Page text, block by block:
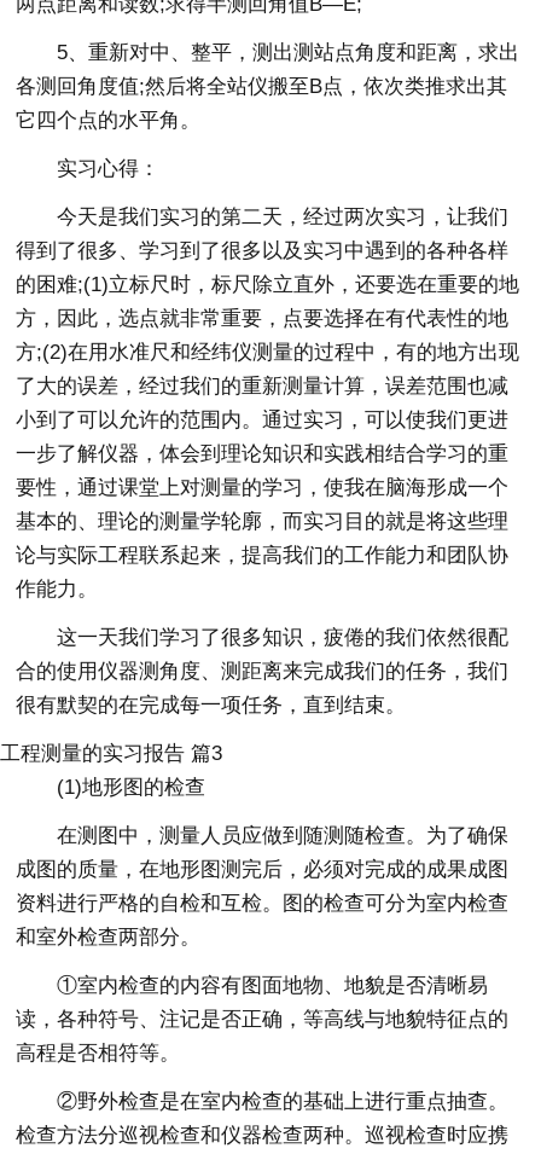
5、重新对中、整平，测出测站点角度和距离，求出
各测回角度值;然后将全站仪搬至B点，依次类推求出其
它四个点的水平角。
实习心得：
今天是我们实习的第二天，经过两次实习，让我们
得到了很多、学习到了很多以及实习中遇到的各种各样
的困难;(1)立标尺时，标尺除立直外，还要选在重要的地
方，因此，选点就非常重要，点要选择在有代表性的地
方;(2)在用水准尺和经纬仪测量的过程中，有的地方出现
了大的误差，经过我们的重新测量计算，误差范围也减
小到了可以允许的范围内。通过实习，可以使我们更进
一步了解仪器，体会到理论知识和实践相结合学习的重
要性，通过课堂上对测量的学习，使我在脑海形成一个
基本的、理论的测量学轮廓，而实习目的就是将这些理
论与实际工程联系起来，提高我们的工作能力和团队协
作能力。
这一天我们学习了很多知识，疲倦的我们依然很配
合的使用仪器测角度、测距离来完成我们的任务，我们
很有默契的在完成每一项任务，直到结束。
工程测量的实习报告 篇3
(1)地形图的检查
在测图中，测量人员应做到随测随检查。为了确保
成图的质量，在地形图测完后，必须对完成的成果成图
资料进行严格的自检和互检。图的检查可分为室内检查
和室外检查两部分。
①室内检查的内容有图面地物、地貌是否清晰易
读，各种符号、注记是否正确，等高线与地貌特征点的
高程是否相符等。
②野外检查是在室内检查的基础上进行重点抽查。
检查方法分巡视检查和仪器检查两种。巡视检查时应携